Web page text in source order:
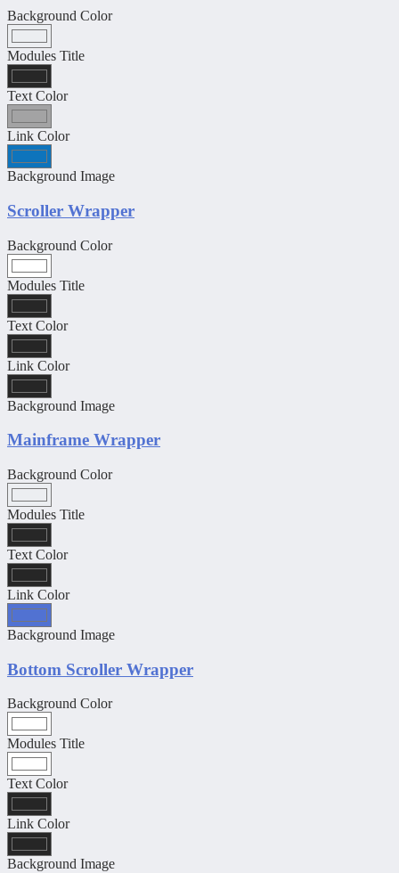
Background Color
Modules Title
Text Color
Link Color
Background Image
Scroller Wrapper
Background Color
Modules Title
Text Color
Link Color
Background Image
Mainframe Wrapper
Background Color
Modules Title
Text Color
Link Color
Background Image
Bottom Scroller Wrapper
Background Color
Modules Title
Text Color
Link Color
Background Image